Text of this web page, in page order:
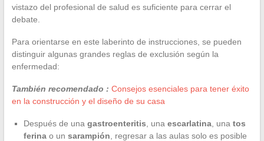
vistazo del profesional de salud es suficiente para cerrar el
debate.
Para orientarse en este laberinto de instrucciones, se pueden
distinguir algunas grandes reglas de exclusión según la
enfermedad:
También recomendado : Consejos esenciales para tener éxito
en la construcción y el diseño de su casa
Después de una gastroenteritis , una escarlatina, una tos
ferinao un sarampión , regresar a las aulas solo es posible